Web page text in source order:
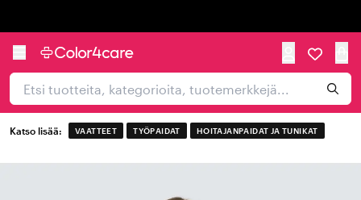
Katso lisää: VAATTEET TYÖPAIDAT HOITAJANPAIDAT JA TUNIKAT